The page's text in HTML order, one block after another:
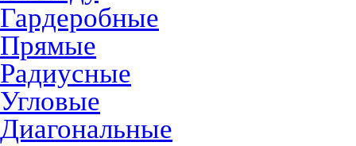
Гардеробные
Прямые
Радиусные
Угловые
Диагональные